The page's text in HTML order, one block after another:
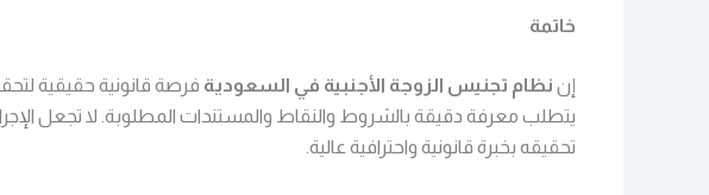
خاتمة
إن نظام تجنيس الزوجة الأجنبية في السعودية فرصة قانونية حقيقية
يتطلب معرفة دقيقة بالشروط والنقاط والمستندات المطلوبة. لا تجعل
تحقيقه بخبرة قانونية واحترافية عالية.